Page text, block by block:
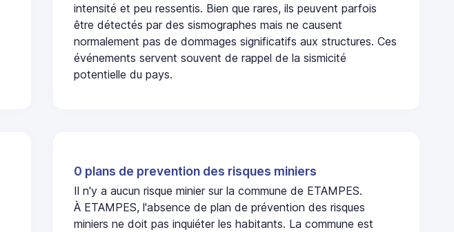
intensité et peu ressentis. Bien que rares, ils peuvent parfois
être détectés par des sismographes mais ne causent
normalement pas de dommages significatifs aux structures. Ces
événements servent souvent de rappel de la sismicité
potentielle du pays.
0 plans de prevention des risques miniers
Il n'y a aucun risque minier sur la commune de ETAMPES.
À ETAMPES, l'absence de plan de prévention des risques
miniers ne doit pas inquiéter les habitants. La commune est